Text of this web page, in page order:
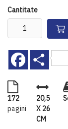
Cantitate
Facebook
172
pagini
20,5
X 26
CM